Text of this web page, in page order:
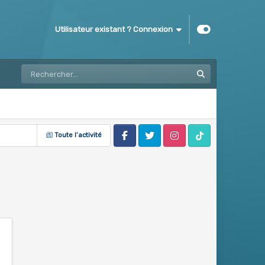
Utilisateur existant ? Connexion
Toute l’activité
FacebookTwitter InstagramTik Tok